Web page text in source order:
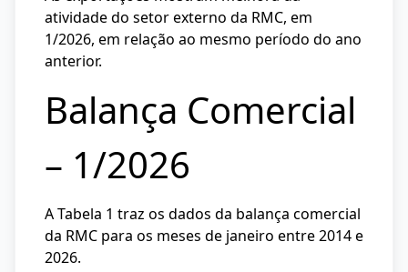
atividade do setor externo da RMC, em
1/2026, em relação ao mesmo período do ano
anterior.
Balança Comercial
– 1/2026
A Tabela 1 traz os dados da balança comercial
da RMC para os meses de janeiro entre 2014 e
2026.